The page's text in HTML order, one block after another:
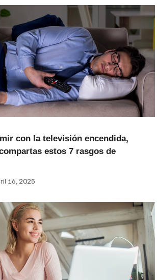
con la televisión encendida,
estos 7 rasgos de
16, 2025